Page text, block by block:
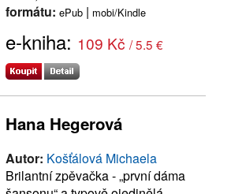
formátu: ePub | mobi/Kindle
e-kniha: 109 Kč / 5.5 €
Hana Hegerová
Autor: Košťálová Michaela
Brilantní zpěvačka - „první dáma